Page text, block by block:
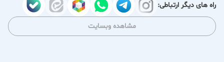
راه های دیگر ارتباطی:
مشاهده وبسایت